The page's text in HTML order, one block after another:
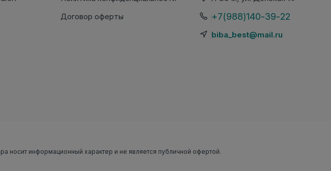
Договор оферты
+7(988)140-39-22
biba_best@mail.ru
носит информационный характер и не является публичной офертой.